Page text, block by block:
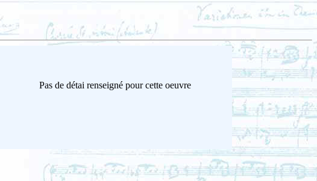
Pas de détai renseigné pour cette oeuvre